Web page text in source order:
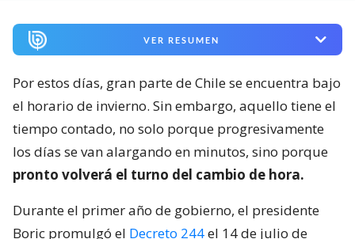
VER RESUMEN
Por estos días, gran parte de Chile se encuentra bajo
el horario de invierno. Sin embargo, aquello tiene el
tiempo contado, no solo porque progresivamente
los días se van alargando en minutos, sino porque
pronto volverá el turno del cambio de hora.
Durante el primer año de gobierno, el presidente
Boric promulgó el Decreto 244el 14 de julio de